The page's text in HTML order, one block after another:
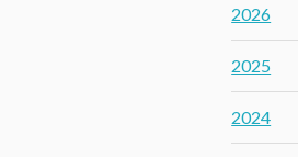
2026
2025
2024